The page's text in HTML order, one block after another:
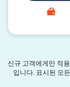
신규 고객에게만 적
입니다. 표시된 모